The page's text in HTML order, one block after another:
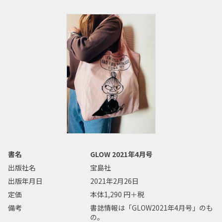
書名
GLOW 2021年4月号
出版社名
宝島社
出版年月日
2021年2月26日
定価
本体1,290 円＋税
備考
書誌情報は「GLOW2021年4月号」のも
の。